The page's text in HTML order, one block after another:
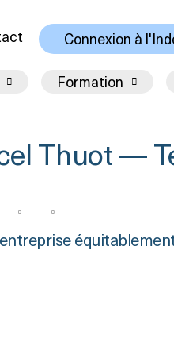
Connexion à
Formation
Thuot —